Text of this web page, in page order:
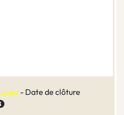
- Date de clôture